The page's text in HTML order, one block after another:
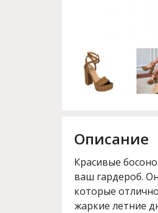
Описание
Красивые
ваш гардероб.
которые
жаркие летние